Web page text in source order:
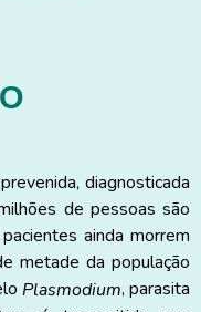
diagnosticada
de pessoas são
ainda morrem
metade da população
Plasmodium, parasita